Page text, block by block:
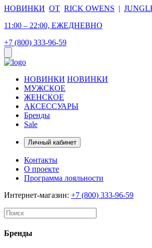
НОВИНКИ ОТ RICK OWENS |
11:00 – 22:00, ЕЖЕДНЕВНО
+7 (800) 333-96-59
НОВИНКИ НОВИНКИ
МУЖСКОЕ
ЖЕНСКОЕ
АКСЕССУАРЫ
Бренды
Sale
Личный кабинет
Контакты
О проекте
Программа лояльности
Интернет-магазин: +7 (800) 333-96-59
Бренды